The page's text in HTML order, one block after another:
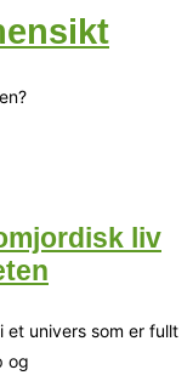
liv
et univers som er fullt
og